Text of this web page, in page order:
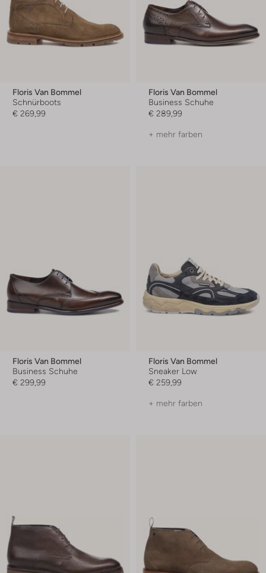
Floris Van Bommel
Schnürboots
€ 269,99
Floris Van Bommel
Business Schuhe
€ 289,99
+ mehr farben
Floris Van Bommel
Business Schuhe
€ 299,99
Floris Van Bommel
Sneaker Low
€ 259,99
+ mehr farben